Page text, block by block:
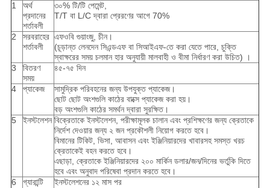
1
অর্থ
প্রদানের
শর্তাবলী
৩০% টি/টি পেমেন্ট,
T/T বা L/C দ্বারা প্রেরণের আগে 70%
2
সরবরাহের
শর্তাবলী
এফওবি গুয়াংজু, চীন।
(চূড়ান্ত লেনদেন সিএন্ডএফ বা সিআইএফ-তে করা যেতে পারে, চুক্তি
স্বাক্ষরের সময় চলমান হার অনুযায়ী মালবাহী ও বীমা নির্ধারণ করা উচিত) ।
3
বিতরণ
সময়
৪৫-৭৫ দিন
4 প্যাকেজ
সামুদ্রিক পরিবহনের জন্য উপযুক্ত প্যাকেজ।
ছোট ছোট অংশগুলি কাঠের বাক্সে প্যাকেজ করা হয়।
বড় অংশগুলি কাঠের সমর্থন দ্বারা সুরক্ষিত।
5
ইনস্টলেশন বিক্রেতাকে ইনস্টলেশন, পরীক্ষামূলক চালান এবং প্রশিক্ষণের জন্য ক্রেতাকে
নির্দেশ দেওয়ার জন্য ২ জন প্রকৌশলী নিয়োগ করতে হবে।
বিমানের টিকিট, ভিসা, আবাসন এবং ইঞ্জিনিয়ারদের খাবারসহ সমস্ত খরচ
ক্রেতাকেই বহন করতে হবে।
এছাড়া, ক্রেতাকে ইঞ্জিনিয়ারদের ২০০ মার্কিন ডলার/জন/দিনের ভর্তুকি দিতে
হবে এবং অনুবাদ পরিষেবা প্রদান করতে হবে।
6
গ্যারান্টি
ইনস্টলেশনের ১২ মাস পর